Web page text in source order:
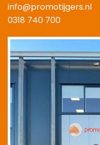
info@promotijgers.nl
0318 740 700